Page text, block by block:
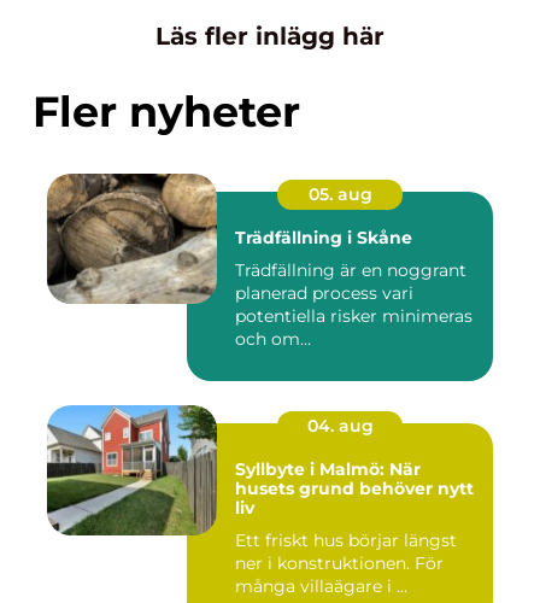
Läs fler inlägg här
Fler nyheter
05. aug
Trädfällning i Skåne
Trädfällning är en noggrant
planerad process vari
potentiella risker minimeras
och om...
04. aug
Syllbyte i Malmö: När
husets grund behöver nytt
liv
Ett friskt hus börjar längst
ner i konstruktionen. För
många villaägare i ...